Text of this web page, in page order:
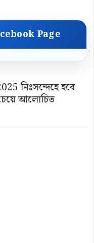
Page
নিঃসন্দেহে হবে
আলোচিত